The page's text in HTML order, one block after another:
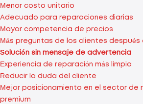
Menor costo unitario
Adecuado para reparaciones diarias
Mayor competencia de precios
Más preguntas de los clientes después
Solución sin mensaje de advertencia
Experiencia de reparación más limpia
Reducir la duda del cliente
Mejor posicionamiento en el sector de
premium